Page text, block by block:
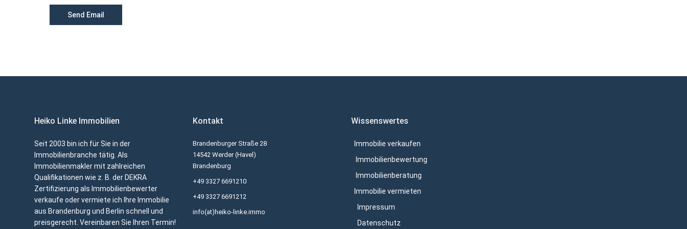
Heiko Linke Immobilien
Seit 2003 bin ich für Sie in der
Immobilienbranche tätig. Als
Immobilienmakler mit zahlreichen
Qualifikationen wie z. B. der DEKRA
Zertifizierung als Immobilienbewerter
verkaufe oder vermiete ich Ihre Immobilie
aus Brandenburg und Berlin schnell und
preisgerecht. Vereinbaren Sie Ihren Termin!
Kontakt
Brandenburger Straße 28
14542 Werder (Havel)
Brandenburg
+49 3327 6691210
+49 3327 6691212
info(at)heiko-linke.immo
Wissenswertes
Immobilie verkaufen
Immobilienbewertung
Immobilienberatung
Immobilie vermieten
Impressum
Datenschutz